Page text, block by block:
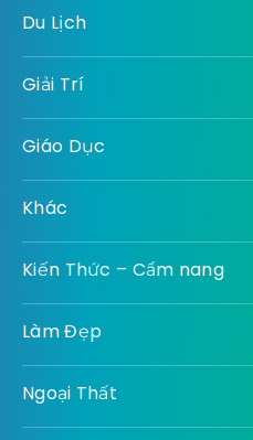
Du Lịch
Giải Trí
Giáo Dục
Khác
Kiến Thức – Cẩm nang
Làm Đẹp
Ngoại Thất